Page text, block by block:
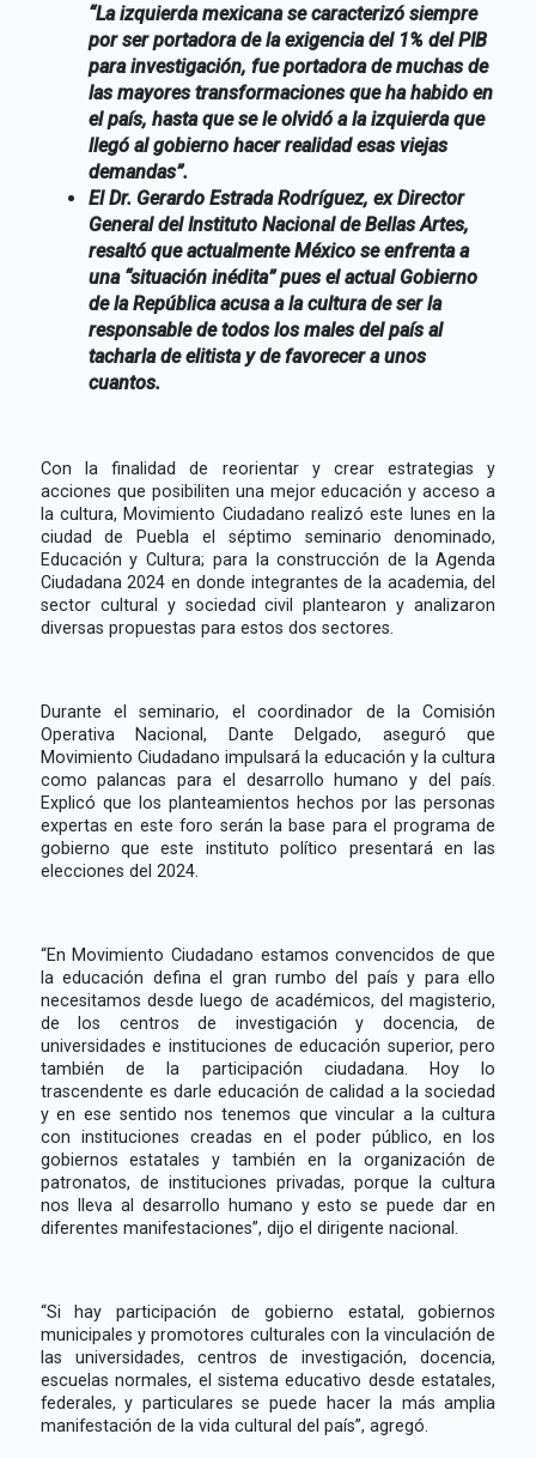
“La izquierda mexicana se caracterizó siempre
por ser portadora de la exigencia del 1% del PIB
para investigación, fue portadora de muchas de
las mayores transformaciones que ha habido en
el país, hasta que se le olvidó a la izquierda que
llegó al gobierno hacer realidad esas viejas
demandas”.
El Dr. Gerardo Estrada Rodríguez, ex Director
General del Instituto Nacional de Bellas Artes,
resaltó que actualmente México se enfrenta a
una “situación inédita” pues el actual Gobierno
de la República acusa a la cultura de ser la
responsable de todos los males del país al
tacharla de elitista y de favorecer a unos
cuantos.
Con la finalidad de reorientar y crear estrategias y
acciones que posibiliten una mejor educación y acceso a
la cultura, Movimiento Ciudadano realizó este lunes en la
ciudad de Puebla el séptimo seminario denominado,
Educación y Cultura; para la construcción de la Agenda
Ciudadana 2024 en donde integrantes de la academia, del
sector cultural y sociedad civil plantearon y analizaron
diversas propuestas para estos dos sectores.
Durante el seminario, el coordinador de la Comisión
Operativa Nacional, Dante Delgado, aseguró que
Movimiento Ciudadano impulsará la educación y la cultura
como palancas para el desarrollo humano y del país.
Explicó que los planteamientos hechos por las personas
expertas en este foro serán la base para el programa de
gobierno que este instituto político presentará en las
elecciones del 2024.
“En Movimiento Ciudadano estamos convencidos de que
la educación defina el gran rumbo del país y para ello
necesitamos desde luego de académicos, del magisterio,
de los centros de investigación y docencia, de
universidades e instituciones de educación superior, pero
también de la participación ciudadana. Hoy lo
trascendente es darle educación de calidad a la sociedad
y en ese sentido nos tenemos que vincular a la cultura
con instituciones creadas en el poder público, en los
gobiernos estatales y también en la organización de
patronatos, de instituciones privadas, porque la cultura
nos lleva al desarrollo humano y esto se puede dar en
diferentes manifestaciones”, dijo el dirigente nacional.
“Si hay participación de gobierno estatal, gobiernos
municipales y promotores culturales con la vinculación de
las universidades, centros de investigación, docencia,
escuelas normales, el sistema educativo desde estatales,
federales, y particulares se puede hacer la más amplia
manifestación de la vida cultural del país”, agregó.